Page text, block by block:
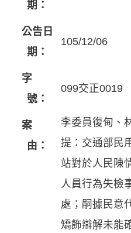
期：
公告日
期：
105/12/06
字
號：
099交正0019
案
由：
李委員復甸、
提：交通部民
站對於人民陳
人員行為失檢
處；嗣據民意
矯飾辯解未能